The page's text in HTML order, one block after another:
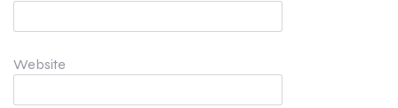
Website